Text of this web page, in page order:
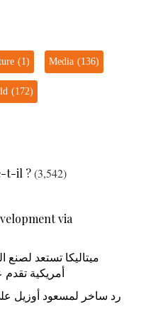
(1) Media(136)
(172)
t-il ?(3,542)
via
ميتاليكا تستعد
أمريكية
رد ساخر لمسعود أوزيل